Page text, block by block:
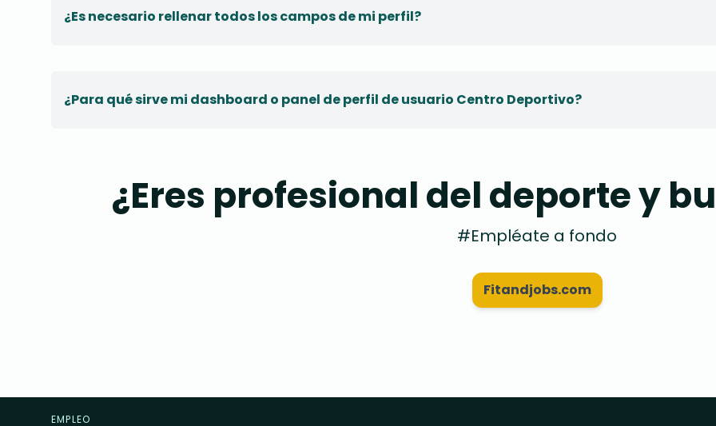
¿Es necesario rellenar todos los campos de mi perfil?
¿Para qué sirve mi dashboard o panel de perfil de usuario Centro Deportivo?
¿Eres profesional del deporte y
#Empléate a fondo
Fitandjobs.com
EMPLEO